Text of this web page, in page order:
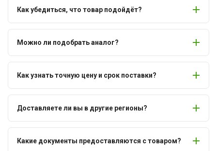
Как убедиться, что товар подойдёт?
Можно ли подобрать аналог?
Как узнать точную цену и срок поставки?
Доставляете ли вы в другие регионы?
Какие документы предоставляются с товаром?